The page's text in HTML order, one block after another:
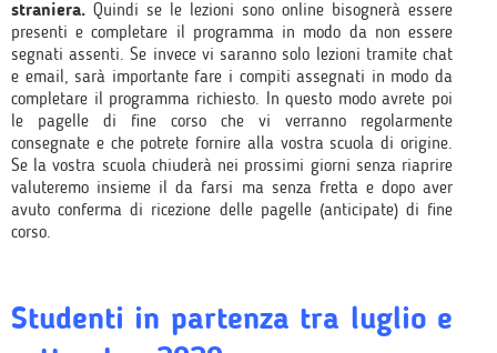
straniera. Quindi se le lezioni sono online bisognerà essere
presenti e completare il programma in modo da non essere
segnati assenti. Se invece vi saranno solo lezioni tramite chat
e email, sarà importante fare i compiti assegnati in modo da
completare il programma richiesto. In questo modo avrete poi
le pagelle di fine corso che vi verranno regolarmente
consegnate e che potrete fornire alla vostra scuola di origine.
Se la vostra scuola chiuderà nei prossimi giorni senza riaprire
valuteremo insieme il da farsi ma senza fretta e dopo aver
avuto conferma di ricezione delle pagelle (anticipate) di fine
corso.
Studenti in partenza tra luglio e